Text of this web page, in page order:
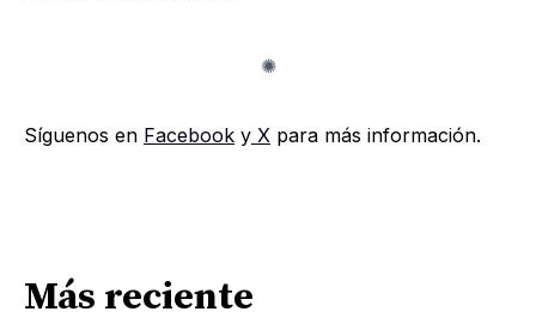
Síguenos en Facebook y X para más información.
Más reciente